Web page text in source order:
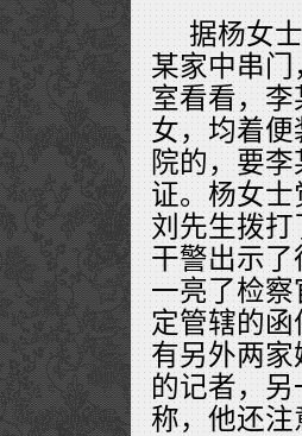
据杨女
某家中串
室看看，
女，均着
院的，要
证。杨女
刘先生拨
干警出示
一亮了检
定管辖的
有另外两
的记者，
称，他还